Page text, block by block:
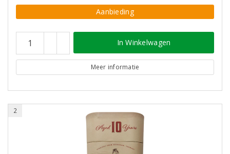
Aanbieding
In Winkelwagen
Meer informatie
2